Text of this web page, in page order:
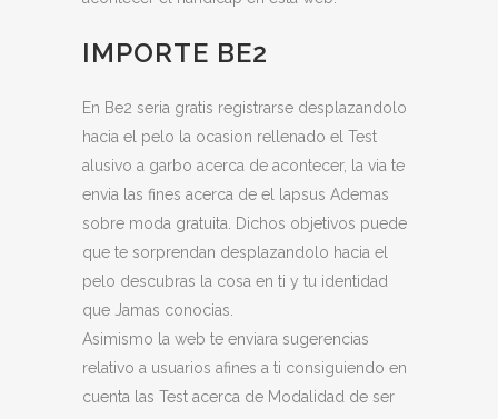
IMPORTE BE2
En Be2 seria gratis registrarse desplazandolo
hacia el pelo la ocasion rellenado el Test
alusivo a garbo acerca de acontecer, la via te
envia las fines acerca de el lapsus Ademas
sobre moda gratuita. Dichos objetivos puede
que te sorprendan desplazandolo hacia el
pelo descubras la cosa en ti y tu identidad
que Jamas conocias.
Asimismo la web te enviara sugerencias
relativo a usuarios afines a ti consiguiendo en
cuenta las Test acerca de Modalidad de ser